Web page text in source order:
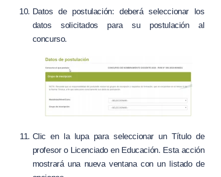
Datos de postulación: deberá seleccionar los
datos solicitados para su postulación al
concurso.
Clic en la lupa para seleccionar un Título de
profesor o Licenciado en Educación. Esta acción
mostrará una nueva ventana con un listado de